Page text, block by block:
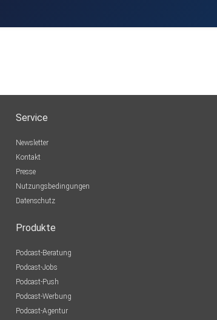
Service
Newsletter
Kontakt
Presse
Nutzungsbedingungen
Datenschutz
Produkte
Podcast-Beratung
Podcast-Jobs
Podcast-Push
Podcast-Werbung
Podcast-Agentur